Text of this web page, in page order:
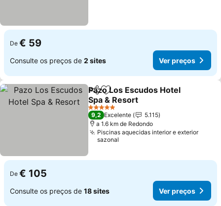
De € 59
Consulte os preços de 2 sites Ver preços
PartilharAdicionar aos favoritos
Pazo Los Escudos Hotel
Spa & Resort
5 Estrelas
9,2 Excelente
5.115
a 1.6 km de Redondo
Piscinas aquecidas interior e exterior
sazonal
De € 105
Consulte os preços de 18 sites Ver preços